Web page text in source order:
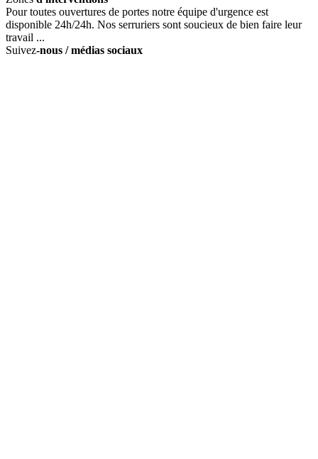
Pour toutes ouvertures de portes notre équipe d'urgence est
disponible 24h/24h. Nos serruriers sont soucieux de bien faire leur
travail ...
Suivez-nous / médias sociaux